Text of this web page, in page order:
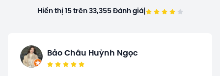
Hiển thị 15 trên 33,355 Đánh giá|
Bảo Châu Huỳnh Ngọc